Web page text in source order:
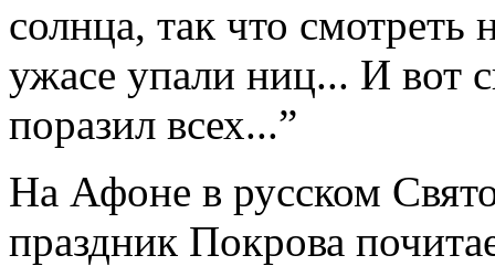
солнца, так что смотреть
ужасе упали ниц... И вот
поразил всех...”
На Афоне в русском
праздник Покрова